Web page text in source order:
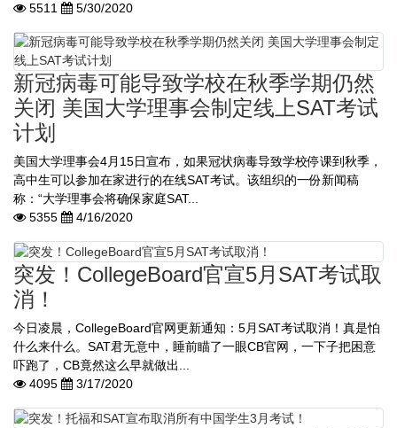
5511
5/30/2020
新冠病毒可能导致学校在秋季学期仍然
关闭 美国大学理事会制定线上SAT考试
计划
美国大学理事会4月15日宣布，如果冠状病毒导致学校停课到秋季，
高中生可以参加在家进行的在线SAT考试。该组织的一份新闻稿
称：“大学理事会将确保家庭SAT...
5355
4/16/2020
突发！CollegeBoard官宣5月SAT考试取
消！
今日凌晨，CollegeBoard官网更新通知：5月SAT考试取消！真是怕
什么来什么。SAT君无意中，睡前瞄了一眼CB官网，一下子把困意
吓跑了，CB竟然这么早就做出...
4095
3/17/2020